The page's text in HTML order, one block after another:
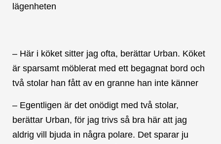
lägenheten
– Här i köket sitter jag ofta, berättar Urban. Köket
är sparsamt möblerat med ett begagnat bord och
två stolar han fått av en granne han inte känner
– Egentligen är det onödigt med två stolar,
berättar Urban, för jag trivs så bra här att jag
aldrig vill bjuda in några polare. Det sparar ju